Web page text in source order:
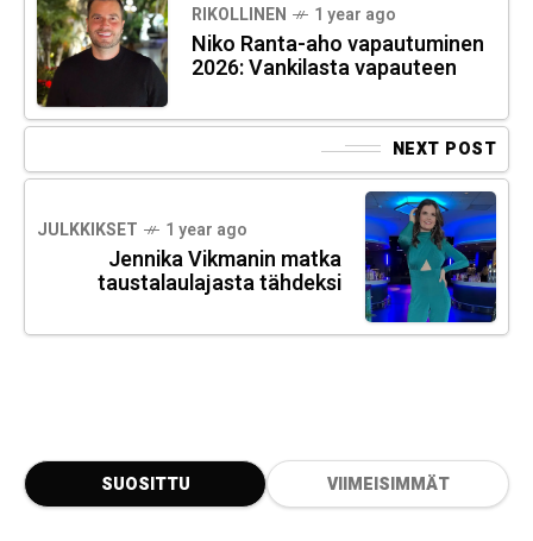
RIKOLLINEN 1 year ago
Niko Ranta-aho vapautuminen
2026: Vankilasta vapauteen
NEXT POST
JULKKIKSET 1 year ago
Jennika Vikmanin matka
taustalaulajasta tähdeksi
SUOSITTU VIIMEISIMMÄT